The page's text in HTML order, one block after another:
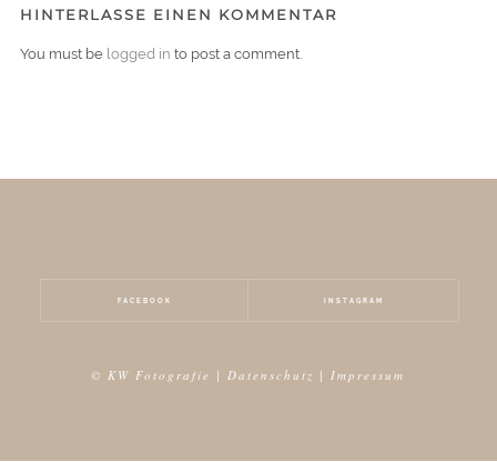
HINTERLASSE EINEN KOMMENTAR
You must be logged in to post a comment.
FACEBOOK INSTAGRAM
© KW Fotografie |Datenschutz |Impressum